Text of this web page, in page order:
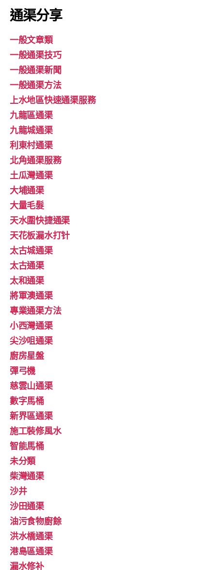
通渠分享
一般文章類
一般通渠技巧
一般通渠新聞
一般通渠方法
上水地區快速通渠服務
九龍區通渠
九龍城通渠
利東村通渠
北角通渠服務
土瓜灣通渠
大埔通渠
大量毛髮
天水圍快捷通渠
天花板漏水打针
太古城通渠
太古通渠
太和通渠
將軍澳通渠
專業通渠方法
小西灣通渠
尖沙咀通渠
廚房星盤
彈弓機
慈雲山通渠
數字馬桶
新界區通渠
施工裝修風水
智能馬桶
未分類
柴灣通渠
沙井
沙田通渠
油污食物廚餘
洪水橋通渠
港島區通渠
漏水修补